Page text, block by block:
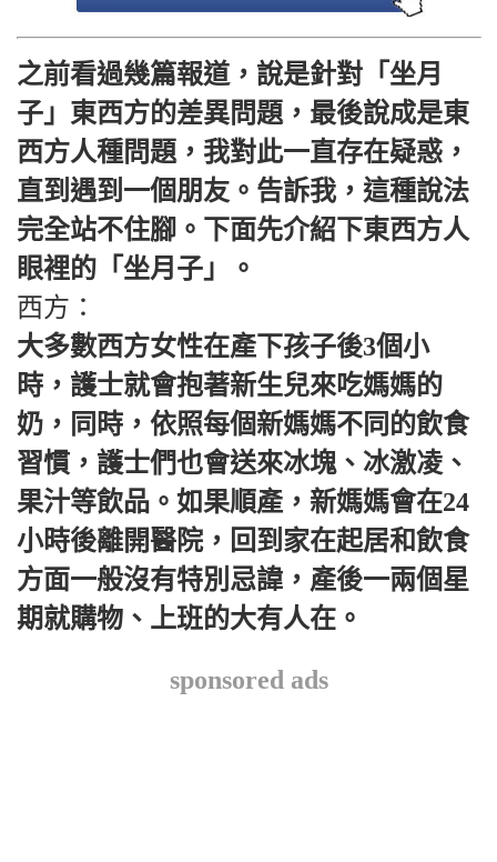
之前看過幾篇報道，說是針對「坐月
子」東西方的差異問題，最後說成是東
西方人種問題，我對此一直存在疑惑，
直到遇到一個朋友。告訴我，這種說法
完全站不住腳。下面先介紹下東西方人
眼裡的「坐月子」。
西方：
大多數西方女性在產下孩子後3個小
時，護士就會抱著新生兒來吃媽媽的
奶，同時，依照每個新媽媽不同的飲食
習慣，護士們也會送來冰塊、冰激凌、
果汁等飲品。如果順產，新媽媽會在24
小時後離開醫院，回到家在起居和飲食
方面一般沒有特別忌諱，產後一兩個星
期就購物、上班的大有人在。
sponsored ads